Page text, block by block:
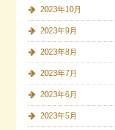
2023年10月
2023年9月
2023年8月
2023年7月
2023年6月
2023年5月